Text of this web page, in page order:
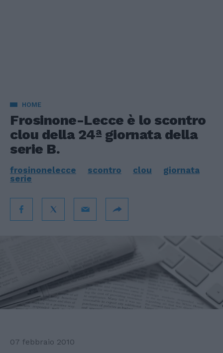
HOME
Frosinone-Lecce è lo scontro
clou della 24ª giornata della
serie B.
frosinonelecce scontro clou
giornata
serie
07 febbraio 2010